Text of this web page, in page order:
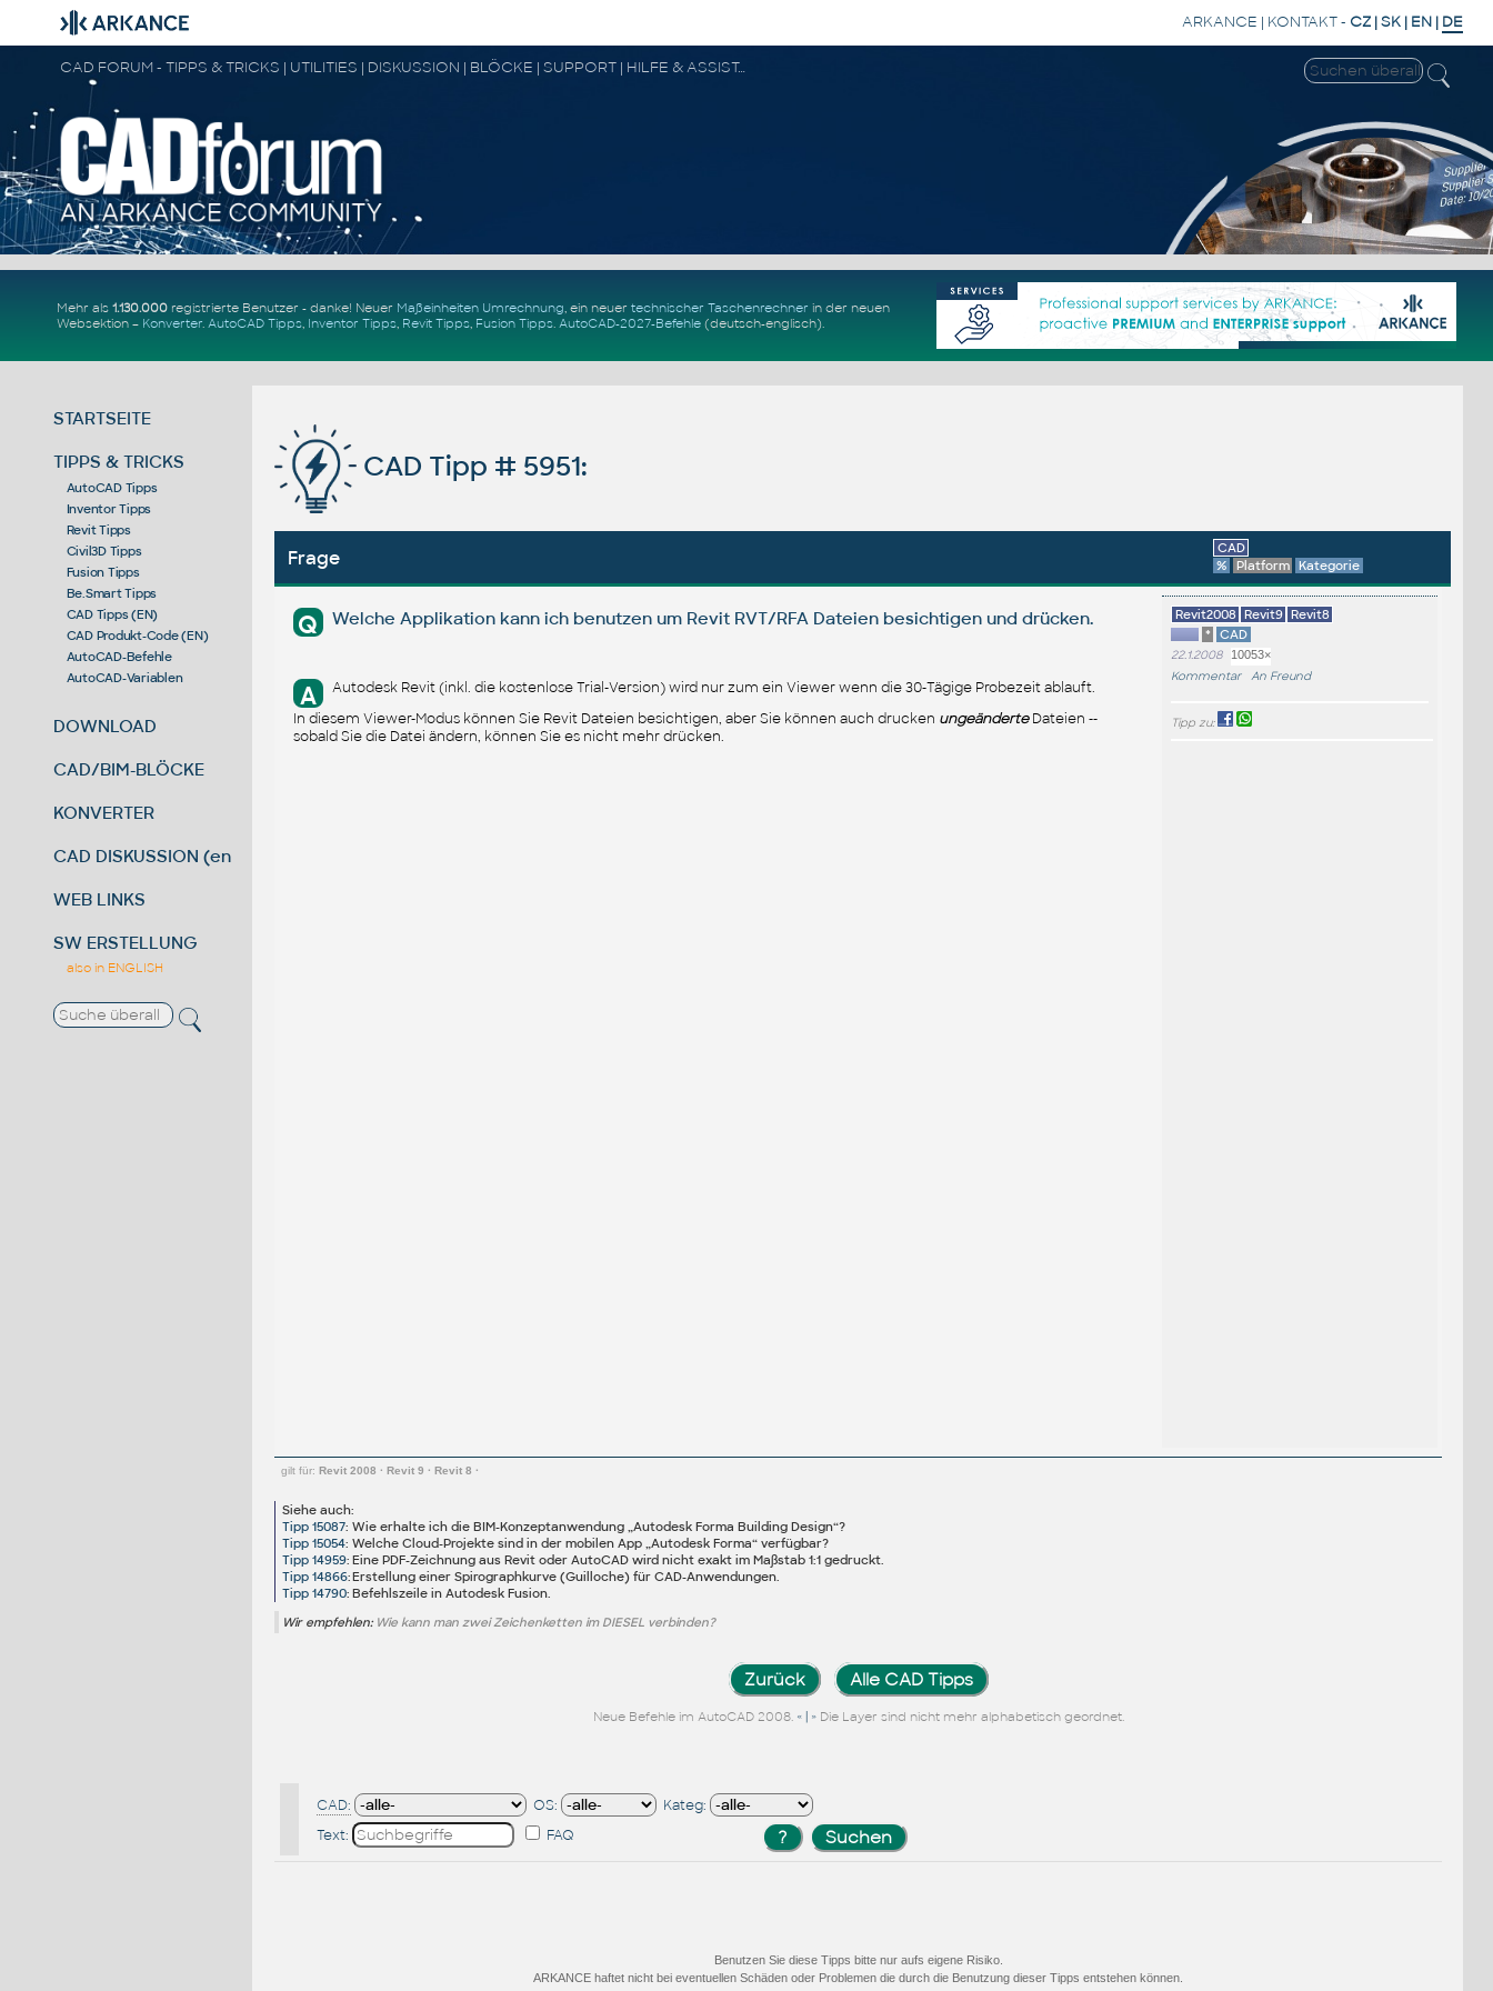
ARKANCE | KONTAKT- CZ |SK | EN | DE
CAD FORUM - TIPPS & TRICKS | UTILITIES | DISKUSSION | BLÖCKE | SUPPORT | HILFE & ASSISTANCE
Mehr als 1.130.000registrierte Benutzer - danke! Neuer Maßeinheiten Umrechnung, ein neuer technischer Taschenrechner in der neuen
Websektion – Konverter. AutoCAD Tipps, Inventor Tipps, Revit Tipps, Fusion Tipps. AutoCAD-2027-Befehle(deutsch-englisch).
STARTSEITE
TIPPS & TRICKS
AutoCAD Tipps
Inventor Tipps
Revit Tipps
Civil3D Tipps
Fusion Tipps
Be.Smart Tipps
CAD Tipps (EN)
CAD Produkt-Code (EN)
AutoCAD-Befehle
AutoCAD-Variablen
DOWNLOAD
CAD/BIM-BLÖCKE
KONVERTER
CAD DISKUSSION (en)
WEB LINKS
SW ERSTELLUNG
also in ENGLISH
CAD Tipp # 5951:
Frage
CAD
%
Platform Kategorie
Q Welche Applikation kann ich benutzen um Revit RVT/RFA Dateien besichtigen und drücken.
A
Autodesk Revit (inkl. die kostenlose Trial-Version) wird nur zum ein Viewer wenn die 30-Tägige Probezeit ablauft.
In diesem Viewer-Modus können Sie Revit Dateien besichtigen, aber Sie können auch drucken ungeänderteDateien --
sobald Sie die Datei ändern, können Sie es nicht mehr drücken.
Revit2008 Revit9 Revit8
*
CAD
22.1.2008 10053×
Kommentar An Freund
Tipp zu:
gilt für: Revit 2008 · Revit 9 · Revit 8 ·
Siehe auch:
Tipp 15087: Wie erhalte ich die BIM-Konzeptanwendung „Autodesk Forma Building Design“?
Tipp 15054: Welche Cloud-Projekte sind in der mobilen App „Autodesk Forma“ verfügbar?
Tipp 14959: Eine PDF-Zeichnung aus Revit oder AutoCAD wird nicht exakt im Maßstab 1:1 gedruckt.
Tipp 14866:Erstellung einer Spirographkurve (Guilloche) für CAD-Anwendungen.
Tipp 14790: Befehlszeile in Autodesk Fusion.
Wir empfehlen: Wie kann man zwei Zeichenketten im DIESEL verbinden?
Zurück Alle CAD Tipps
Neue Befehle im AutoCAD 2008. « | » Die Layer sind nicht mehr alphabetisch geordnet.
CAD: OS:
Kateg:
Text:
FAQ
Benutzen Sie diese Tipps bitte nur aufs eigene Risiko.
ARKANCE haftet nicht bei eventuellen Schäden oder Problemen die durch die Benutzung dieser Tipps entstehen können.